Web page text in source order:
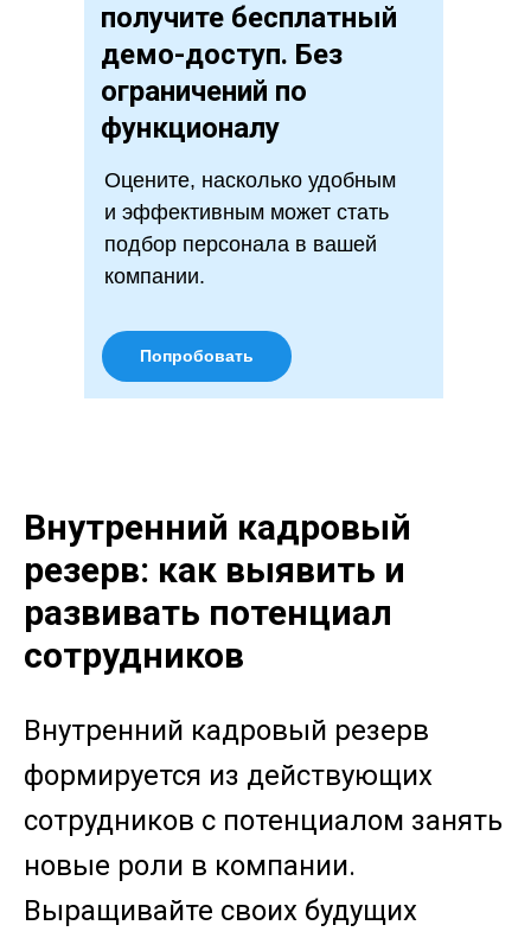
получите бесплатный
демо-доступ. Без
ограничений по
функционалу
Оцените, насколько удобным
и эффективным может стать
подбор персонала в вашей
компании.
Попробовать
Внутренний кадровый
резерв: как выявить и
развивать потенциал
сотрудников
Внутренний кадровый резерв
формируется из действующих
сотрудников с потенциалом занять
новые роли в компании.
Выращивайте своих будущих